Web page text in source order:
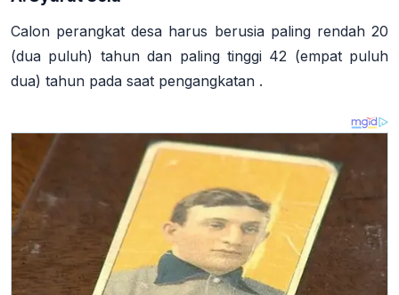
Calon perangkat desa harus berusia paling rendah 20
(dua puluh) tahundan paling tinggi 42 (empat puluh
dua) tahun pada saat pengangkatan .